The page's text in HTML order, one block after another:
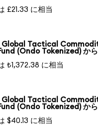
£21.33 に相当
Global Tactical
(Ondo Tokenized) か
₺1,372.38 に相当
Global Tactical
(Ondo Tokenized) か
$40.13 に相当